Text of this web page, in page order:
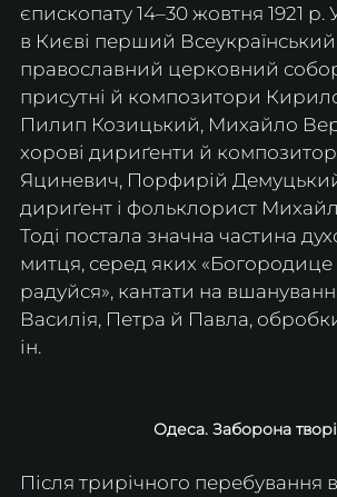
єпископату 14–30 жовтня 1921
в Києві перший Всеукраїнський
православний церковний
присутні й композитори
Пилип Козицький, Михайло
хорові дириґенти й
Яциневич, Порфирій
дириґент і фольклорист
Тоді постала значна частина
митця, серед яких «Богородице
радуйся», кантати на
Василія, Петра й Павла,
ін.
Одеса. Заборона
Після трирічного перебування